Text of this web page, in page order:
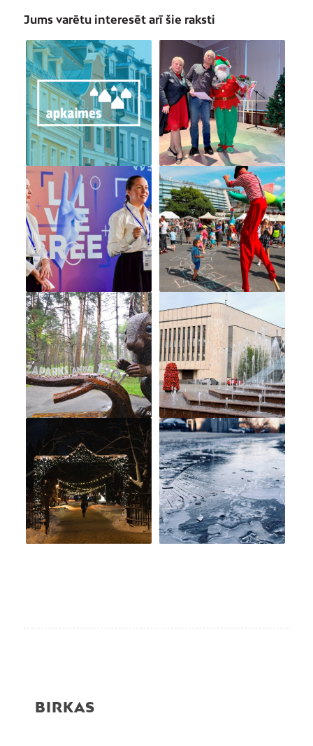
Jums varētu interesēt arī šie raksti
BIRKAS